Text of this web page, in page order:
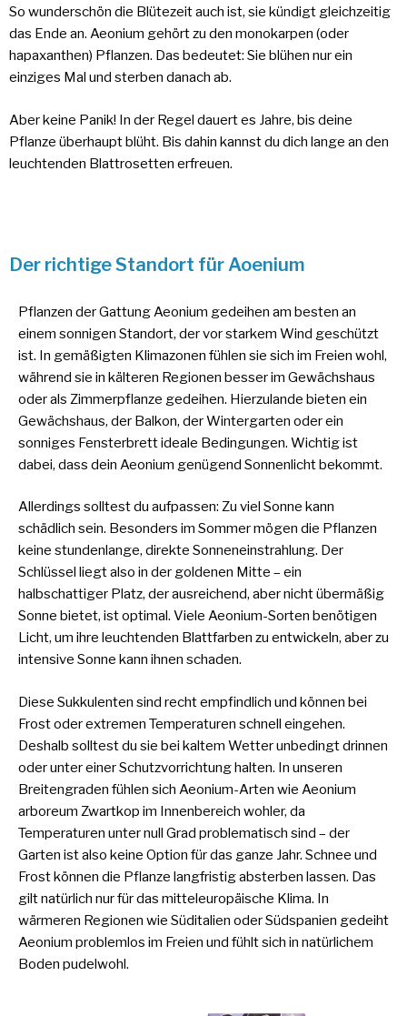
So wunderschön die Blütezeit auch ist, sie kündigt gleichzeitig
das Ende an. Aeonium gehört zu den monokarpen (oder
hapaxanthen) Pflanzen. Das bedeutet: Sie blühen nur ein
einziges Mal und sterben danach ab.
Aber keine Panik! In der Regel dauert es Jahre, bis deine
Pflanze überhaupt blüht. Bis dahin kannst du dich lange an den
leuchtenden Blattrosetten erfreuen.
Der richtige Standort für Aoenium
Pflanzen der Gattung Aeonium gedeihen am besten an
einem sonnigen Standort, der vor starkem Wind geschützt
ist. In gemäßigten Klimazonen fühlen sie sich im Freien wohl,
während sie in kälteren Regionen besser im Gewächshaus
oder als Zimmerpflanze gedeihen. Hierzulande bieten ein
Gewächshaus, der Balkon, der Wintergarten oder ein
sonniges Fensterbrett ideale Bedingungen. Wichtig ist
dabei, dass dein Aeonium genügend Sonnenlicht bekommt.
Allerdings solltest du aufpassen: Zu viel Sonne kann
schädlich sein. Besonders im Sommer mögen die Pflanzen
keine stundenlange, direkte Sonneneinstrahlung. Der
Schlüssel liegt also in der goldenen Mitte – ein
halbschattiger Platz, der ausreichend, aber nicht übermäßig
Sonne bietet, ist optimal. Viele Aeonium-Sorten benötigen
Licht, um ihre leuchtenden Blattfarben zu entwickeln, aber zu
intensive Sonne kann ihnen schaden.
Diese Sukkulenten sind recht empfindlich und können bei
Frost oder extremen Temperaturen schnell eingehen.
Deshalb solltest du sie bei kaltem Wetter unbedingt drinnen
oder unter einer Schutzvorrichtung halten. In unseren
Breitengraden fühlen sich Aeonium-Arten wie Aeonium
arboreum Zwartkop im Innenbereich wohler, da
Temperaturen unter null Grad problematisch sind – der
Garten ist also keine Option für das ganze Jahr. Schnee und
Frost können die Pflanze langfristig absterben lassen. Das
gilt natürlich nur für das mitteleuropäische Klima. In
wärmeren Regionen wie Süditalien oder Südspanien gedeiht
Aeonium problemlos im Freien und fühlt sich in natürlichem
Boden pudelwohl.